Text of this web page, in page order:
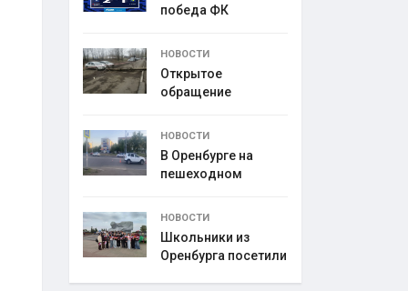
победа ФК
НОВОСТИ
Открытое
обращение
НОВОСТИ
В Оренбурге на
пешеходном
НОВОСТИ
Школьники из
Оренбурга посетили